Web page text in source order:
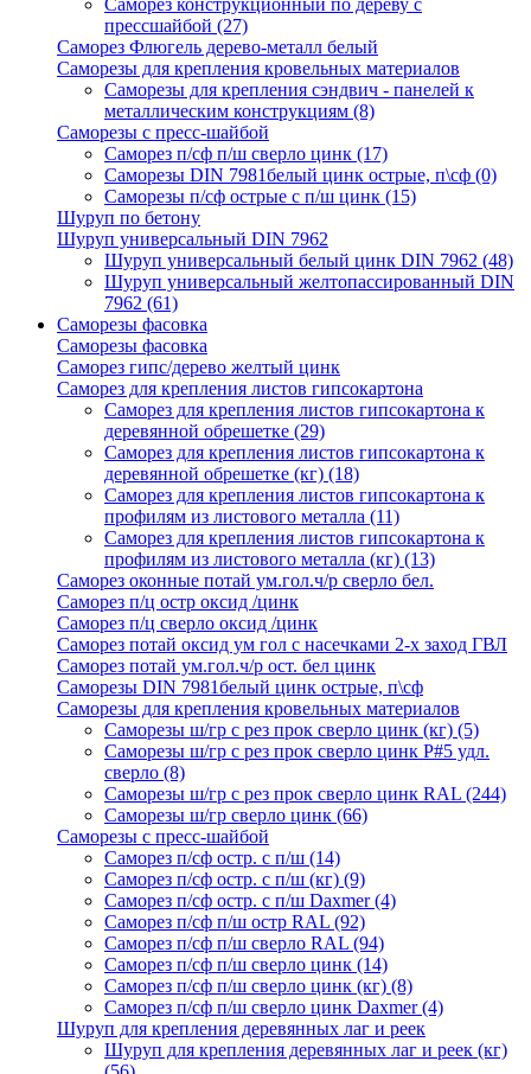
Саморез конструкционный по дереву с
прессшайбой (27)
Саморез Флюгель дерево-металл белый
Саморезы для крепления кровельных материалов
Саморезы для крепления сэндвич - панелей к
металлическим конструкциям (8)
Саморезы с пресс-шайбой
Саморез п/сф п/ш сверло цинк (17)
Саморезы DIN 7981белый цинк острые, п\сф (0)
Саморезы п/сф острые с п/ш цинк (15)
Шуруп по бетону
Шуруп универсальный DIN 7962
Шуруп универсальный белый цинк DIN 7962 (48)
Шуруп универсальный желтопассированный DIN
7962 (61)
Саморезы фасовка
Саморезы фасовка
Саморез гипс/дерево желтый цинк
Саморез для крепления листов гипсокартона
Саморез для крепления листов гипсокартона к
деревянной обрешетке (29)
Саморез для крепления листов гипсокартона к
деревянной обрешетке (кг) (18)
Саморез для крепления листов гипсокартона к
профилям из листового металла (11)
Саморез для крепления листов гипсокартона к
профилям из листового металла (кг) (13)
Саморез оконные потай ум.гол.ч/р сверло бел.
Саморез п/ц остр оксид /цинк
Саморез п/ц сверло оксид /цинк
Саморез потай оксид ум гол с насечками 2-х заход ГВЛ
Саморез потай ум.гол.ч/р ост. бел цинк
Саморезы DIN 7981белый цинк острые, п\сф
Саморезы для крепления кровельных материалов
Саморезы ш/гр с рез прок сверло цинк (кг) (5)
Саморезы ш/гр с рез прок сверло цинк P#5 удл.
сверло (8)
Саморезы ш/гр с рез прок сверло цинк RAL (244)
Саморезы ш/гр сверло цинк (66)
Саморезы с пресс-шайбой
Саморез п/сф остр. с п/ш (14)
Саморез п/сф остр. с п/ш (кг) (9)
Саморез п/сф остр. с п/ш Daxmer(4)
Саморез п/сф п/ш остр RAL (92)
Саморез п/сф п/ш сверло RAL (94)
Саморез п/сф п/ш сверло цинк (14)
Саморез п/сф п/ш сверло цинк (кг) (8)
Саморез п/сф п/ш сверло цинк Daxmer(4)
Шуруп для крепления деревянных лаг и реек
Шуруп для крепления деревянных лаг и реек (кг)